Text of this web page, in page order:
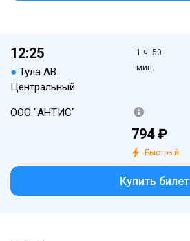
12:25
● Тула АВ
Центральный
1 ч. 50
мин.
ООО "АНТИС"
794 ₽
Быстрый
Купить билет